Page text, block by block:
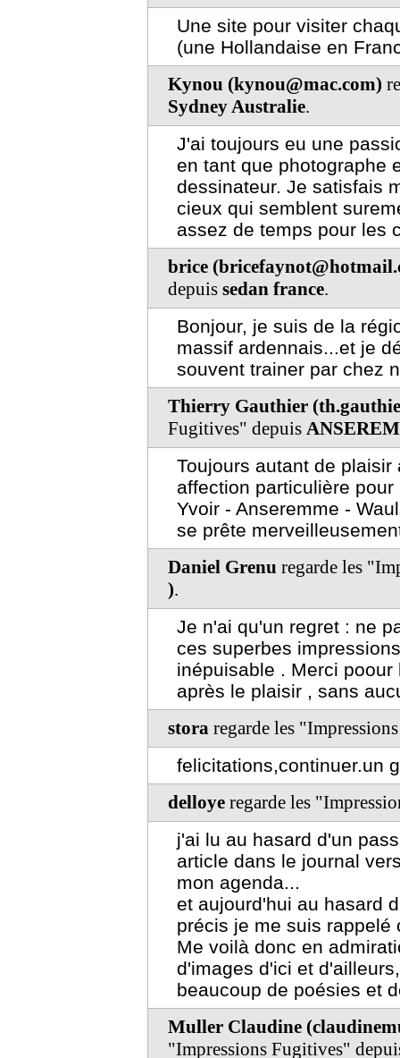
Une site pour visiter
(une Hollandaise en
Kynou (kynou@mac.com)
Sydney Australie.
J'ai toujours eu une
en tant que photographe
dessinateur. Je satisfais
cieux qui semblent
assez de temps pour les
brice
depuis sedan france.
Bonjour, je suis de la
massif ardennais...et je
souvent trainer par chez
Thierry Gauthier
Fugitives" depuis
Toujours autant de
affection particulière
Yvoir - Anseremme -
se prête
Daniel Grenu regarde les
).
Je n'ai qu'un regret : ne
ces superbes
inépuisable . Merci
après le plaisir , sans
stora regarde les
felicitations,continuer.un
delloye regarde les
j'ai lu au hasard d'un
article dans le journal
mon agenda...
et aujourd'hui au hasard
précis je me suis rappelé
Me voilà donc en
d'images d'ici et
beaucoup de poésies et
Muller Claudine
"Impressions Fugitives"